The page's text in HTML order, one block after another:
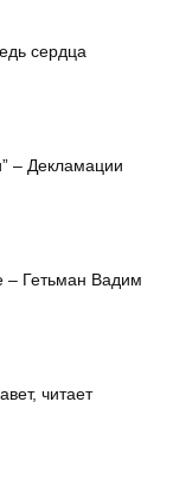
сердца
– Декламации
Гетьман Вадим
читает